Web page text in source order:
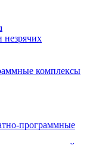
незрячих
комплексы
программные